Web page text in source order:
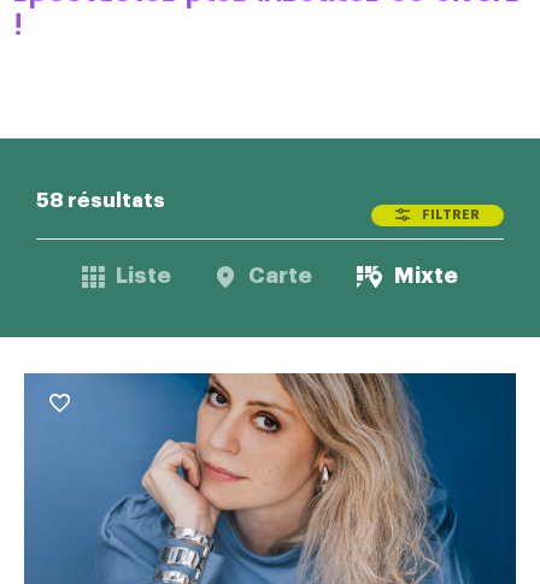
!
58 résultats
FILTRER
Liste Carte Mixte